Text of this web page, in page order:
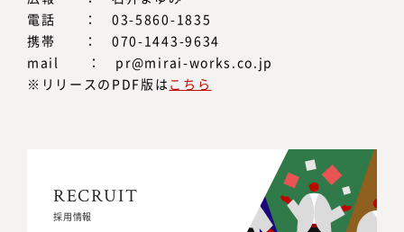
電話 ： 03-5860-1835
携帯 ： 070-1443-9634
mail ： pr@mirai-works.co.jp
※リリースのPDF版はこちら
RECRUIT
採用情報
RECRUIT
採用情報